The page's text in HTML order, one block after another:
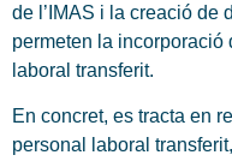
de l’IMAS i la creació de
permeten la incorporació
laboral transferit.
En concret, es tracta en
personal laboral